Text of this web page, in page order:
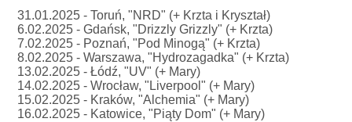
31.01.2025 - Toruń, "NRD" (+ Krzta i Kryształ)
6.02.2025 - Gdańsk, "Drizzly Grizzly" (+ Krzta)
7.02.2025 - Poznań, "Pod Minogą" (+ Krzta)
8.02.2025 - Warszawa, "Hydrozagadka" (+ Krzta)
13.02.2025 - Łódź, "UV" (+ Mary)
14.02.2025 - Wrocław, "Liverpool" (+ Mary)
15.02.2025 - Kraków, "Alchemia" (+ Mary)
16.02.2025 - Katowice, "Piąty Dom" (+ Mary)